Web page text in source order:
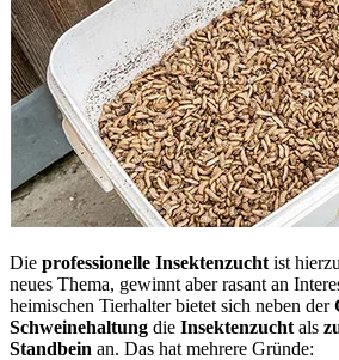
Die professionelle Insektenzucht ist
neues Thema, gewinnt aber rasant an
heimischen Tierhalter bietet sich neben der
Schweinehaltung die Insektenzucht als
Standbein an. Das hat mehrere Gründe: